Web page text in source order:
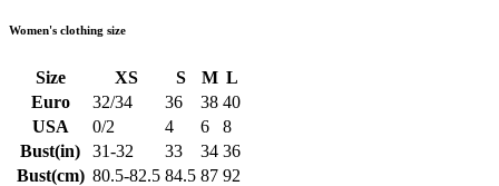
Women's clothing size
Size XS S M L
Euro
32/34 36 38 40
USA
0/2 4 6
8
Bust(in)
31-32 33 34 36
Bust(cm) 80.5-82.5 84.5 87 92